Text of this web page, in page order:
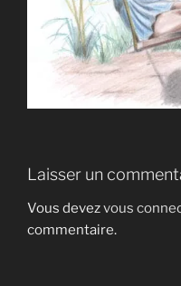
Laisser un
Vous devezvous
commentaire.